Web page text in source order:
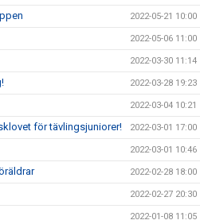
2022-05-21 10:00
2022-05-06 11:00
2022-03-30 11:14
2022-03-28 19:23
2022-03-04 10:21
för tävlingsjuniorer! 2022-03-01 17:00
2022-03-01 10:46
2022-02-28 18:00
2022-02-27 20:30
2022-01-08 11:05